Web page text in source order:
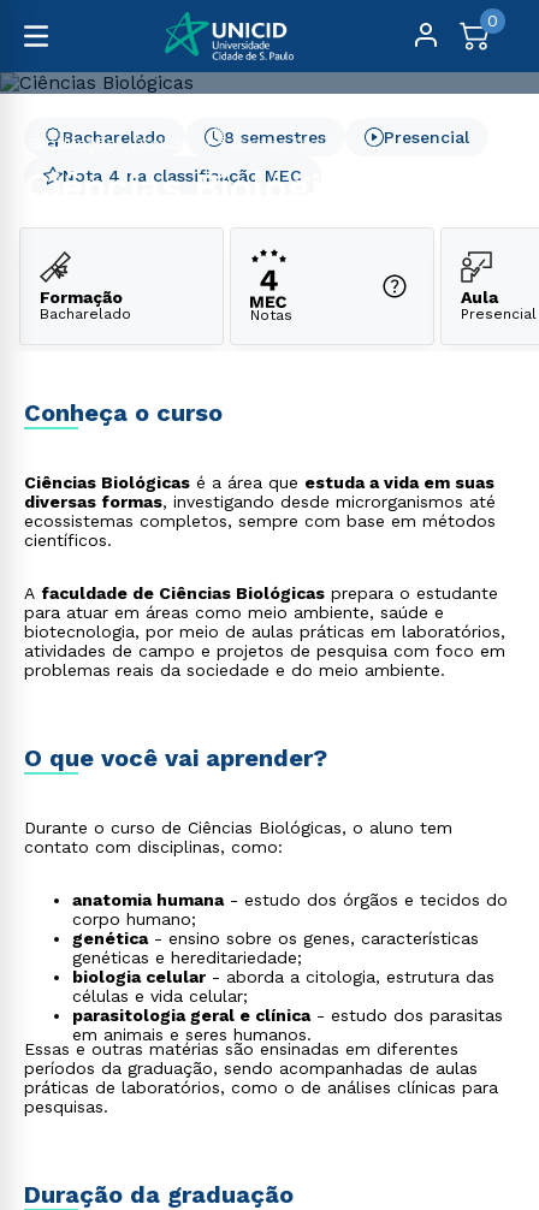
0
Graduação Saúde Ciências Biológicas
Ciências Biológicas
Nota 4 na classificação MEC
8 semestres
Bacharelado Presencial
Formação
Bacharelado Notas
Aula
Presencial
Conheça o curso
Ciências Biológicas é a área que estuda a vida em suas
diversas formas, investigando desde microrganismos até
ecossistemas completos, sempre com base em métodos
científicos.
A faculdade de Ciências Biológicas prepara o estudante
para atuar em áreas como meio ambiente, saúde e
biotecnologia, por meio de aulas práticas em laboratórios,
atividades de campo e projetos de pesquisa com foco em
problemas reais da sociedade e do meio ambiente.
O que você vai aprender?
Durante o curso de Ciências Biológicas, o aluno tem
contato com disciplinas, como:
anatomia humana- estudo dos órgãos e tecidos do
corpo humano;
genética- ensino sobre os genes, características
genéticas e hereditariedade;
biologia celular - aborda a citologia, estrutura das
células e vida celular;
parasitologia geral e clínica- estudo dos parasitas
em animais e seres humanos.
Essas e outras matérias são ensinadas em diferentes
períodos da graduação, sendo acompanhadas de aulas
práticas de laboratórios, como o de análises clínicas para
pesquisas.
Duração da graduação